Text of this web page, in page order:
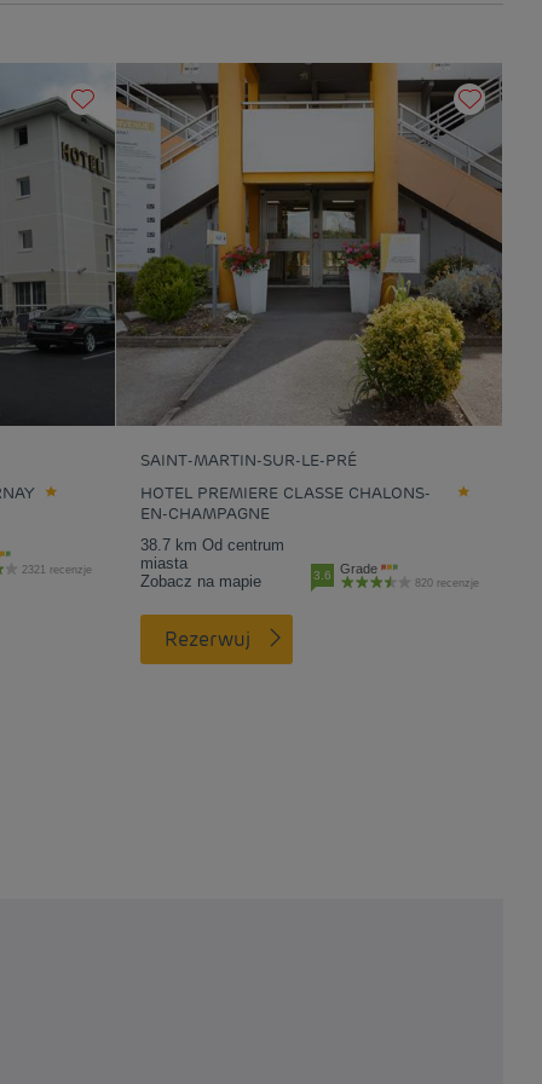
2321 recenzje
SAINT-MARTIN-SUR-LE-PRÉ
HOTEL PREMIERE CLASSE CHALONS-
EN-CHAMPAGNE
38.7 km Od centrum
miasta
Zobacz na mapie
3.6 Grade
820 recenzje
Rezerwuj